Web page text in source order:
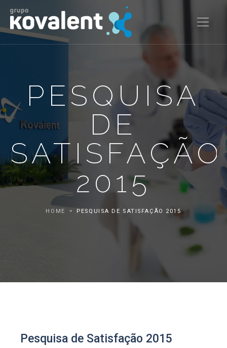
PESQUISA
DE
SATISFAÇÃO
2015
HOME PESQUISA DE SATISFAÇÃO 2015
Pesquisa de Satisfação 2015